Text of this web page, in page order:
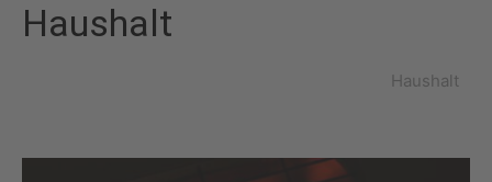
Haushalt
Haushalt